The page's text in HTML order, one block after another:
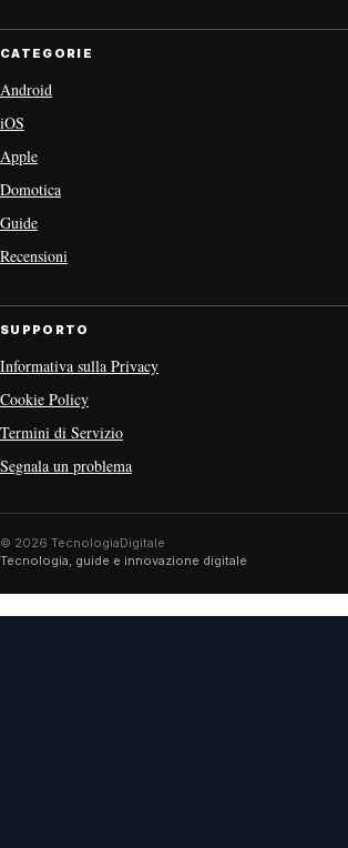
CATEGORIE
Android
iOS
Apple
Domotica
Guide
Recensioni
SUPPORTO
Informativa sulla Privacy
Cookie Policy
Termini di Servizio
Segnala un problema
© 2026 TecnologiaDigitale
Tecnologia, guide e innovazione digitale